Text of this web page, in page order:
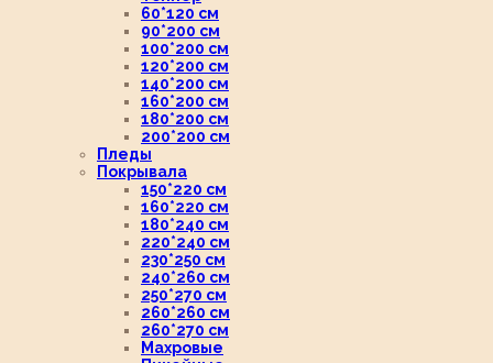
60*120 см
90*200 см
100*200 см
120*200 см
140*200 см
160*200 см
180*200 см
200*200 см
Пледы
Покрывала
150*220 см
160*220 см
180*240 см
220*240 см
230*250 см
240*260 см
250*270 см
260*260 см
260*270 см
Махровые